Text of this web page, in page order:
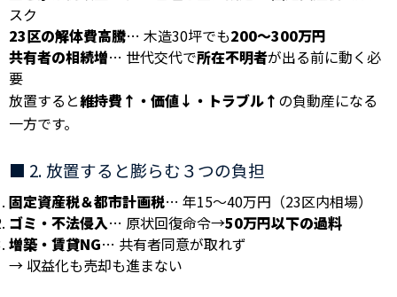
スク
23区の解体費高騰… 木造30坪でも200〜300万円
共有者の相続増… 世代交代で所在不明者が出る前に動く必
要
放置すると維持費↑・価値↓・トラブル↑ の負動産になる
一方です。
■ 2. 放置すると膨らむ３つの負担
固定資産税＆都市計画税… 年15〜40万円（23区内相場）
ゴミ・不法侵入… 原状回復命令→50万円以下の過料
増築・賃貸NG… 共有者同意が取れず
→ 収益化も売却も進まない